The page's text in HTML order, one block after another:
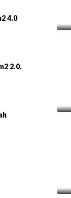
4.0
2.0.